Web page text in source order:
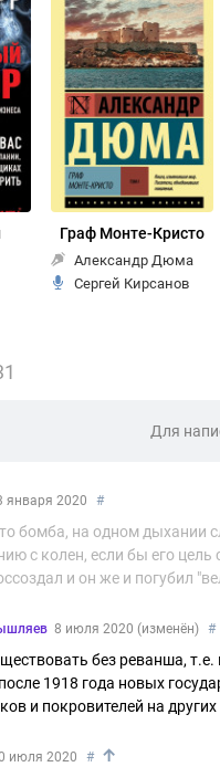
Граф Монте-Кристо
Александр Дюма
Сергей Кирсанов
Для
января 2020 #
бомба, на одном дыхании
с колен, если бы его
и он же и погубил
8 июля 2020 (изменён) #
без реванша,
1918 года новых
и покровителей на
июля 2020 # ↑